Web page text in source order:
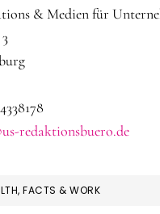
& Medien für
redaktionsbuero.de
FACTS & WORK